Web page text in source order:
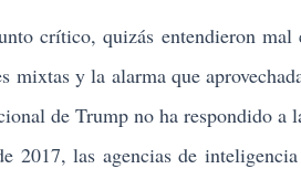
crítico, quizás entendieron mal
mixtas y la alarma que
de Trump no ha respondido a
las agencias de inteligencia